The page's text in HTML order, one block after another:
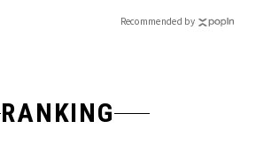
Recommended by
RANKING